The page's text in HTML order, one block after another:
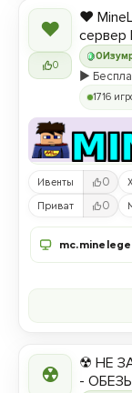
❤
0
0
❤️
сервер
▶️
1716
Ивенты 0
Приват 0
☢
☢ НЕ
-